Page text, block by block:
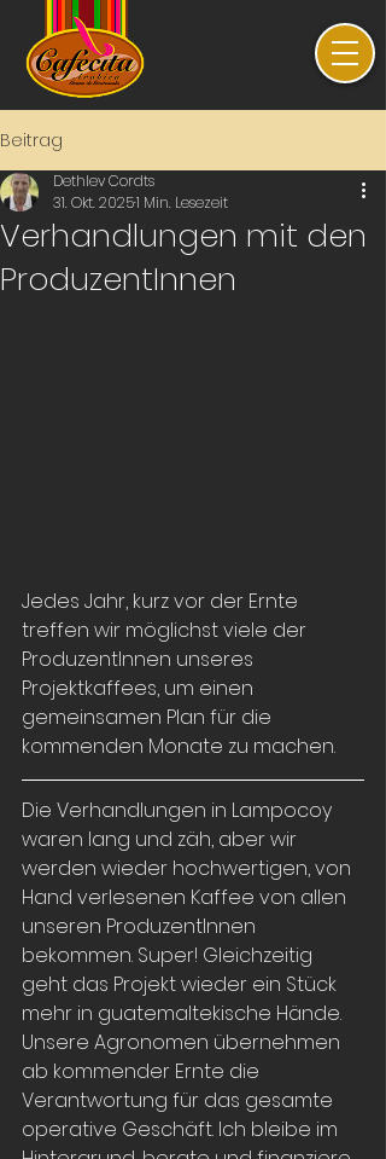
Beitrag
Verhandlungen mit den
ProduzentInnen
Dethlev Cordts
31. Okt. 20251 Min. Lesezeit
Jedes Jahr, kurz vor der Ernte
treffen wir möglichst viele der
ProduzentInnen unseres
Projektkaffees, um einen
gemeinsamen Plan für die
kommenden Monate zu machen.
Die Verhandlungen in Lampocoy
waren lang und zäh, aber wir
werden wieder hochwertigen, von
Hand verlesenen Kaffee von allen
unseren ProduzentInnen
bekommen. Super! Gleichzeitig
geht das Projekt wieder ein Stück
mehr in guatemaltekische Hände.
Unsere Agronomen übernehmen
ab kommender Ernte die
Verantwortung für das gesamte
operative Geschäft. Ich bleibe im